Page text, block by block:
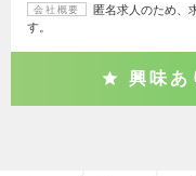
会社概要
匿名求人のため、
す。
興味あ